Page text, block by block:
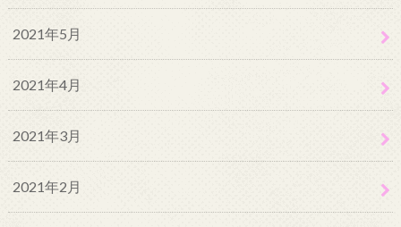
2021年5月
2021年4月
2021年3月
2021年2月